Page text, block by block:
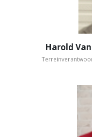
Harold